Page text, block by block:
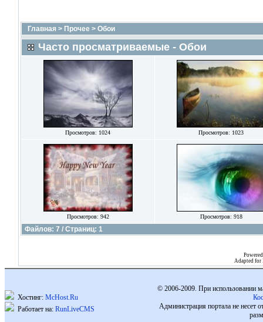
Главная > Прочее> Обои
Часто просматриваемые - Обои
Просмотров: 1024 Просмотров: 1023
Просмотров: 942 Просмотров: 918
Файлов: 7 / Страниц: 1
Adapted for
Хостинг: McHost.Ru
Работает на: RunLiveCMS
© 2006-2009. При использовании
Администрация портала не несет